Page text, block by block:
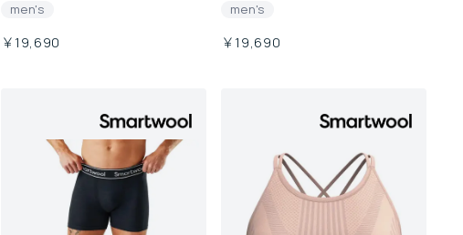
men's
￥19,690
men's
￥19,690